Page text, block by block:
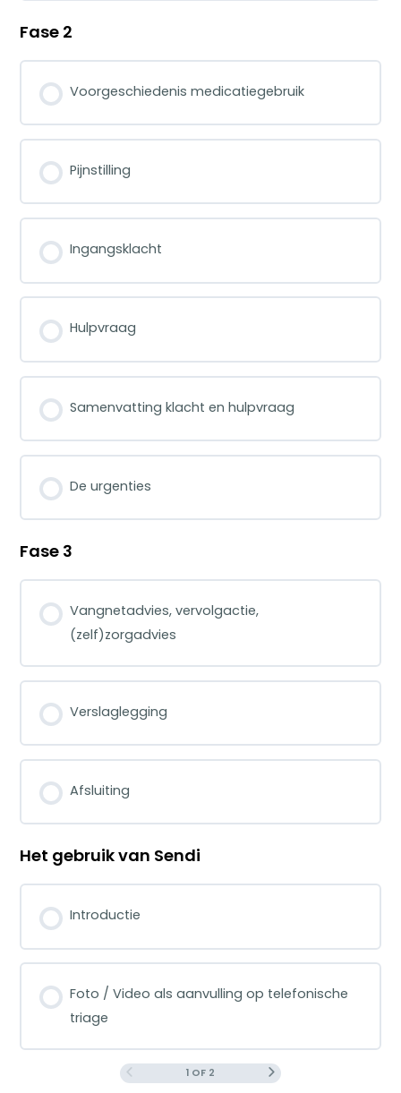
Fase 2
Voorgeschiedenis medicatiegebruik
Pijnstilling
Ingangsklacht
Hulpvraag
Samenvatting klacht en hulpvraag
De urgenties
Fase 3
Vangnetadvies, vervolgactie,
(zelf)zorgadvies
Verslaglegging
Afsluiting
Het gebruik van Sendi
Introductie
Foto / Video als aanvulling op telefonische
triage
1 OF 2